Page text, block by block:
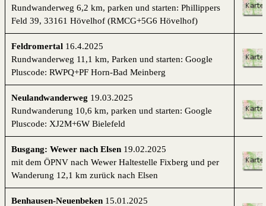
Rundwanderweg 6,2 km, parken und starten: Phillippers
Feld 39, 33161 Hövelhof (RMCG+5G6 Hövelhof)
Feldromertal 16.4.2025
Rundwanderweg 11,1 km, Parken und starten: Google
Pluscode: RWPQ+PF Horn-Bad Meinberg
Neulandwanderweg 19.03.2025
Rundwanderung 10,6 km, parken und starten: Google
Pluscode: XJ2M+6W Bielefeld
Busgang: Wewer nach Elsen 19.02.2025
mit dem ÖPNV nach Wewer Haltestelle Fixberg und per
Wanderung 12,1 km zurück nach Elsen
Benhausen-Neuenbeken 15.01.2025